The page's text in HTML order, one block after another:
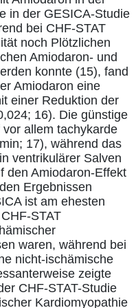
in der GESICA-Studie
bei CHF-STAT
noch Plötzlichen
Amiodaron- und
konnte (15), fand
Amiodaron eine
einer Reduktion der
16). Die günstige
allem tachykarde
17), während das
ventrikulärer Salven
den Amiodaron-Effekt
Ergebnissen
ist am ehesten
STAT
waren, während bei
nicht-ischämische
zeigte
CHF-STAT-Studie
Kardiomyopathie